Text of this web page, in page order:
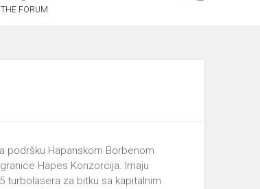
THE FORUM
podršku Hapanskom Borbenom
Hapes Konzorcija. Imaju
turbolasera za bitku sa kapitalnim